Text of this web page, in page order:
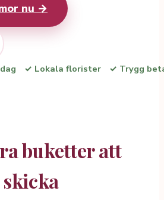
nu →
✓ Lokala florister ✓ Trygg
buketter att
skicka